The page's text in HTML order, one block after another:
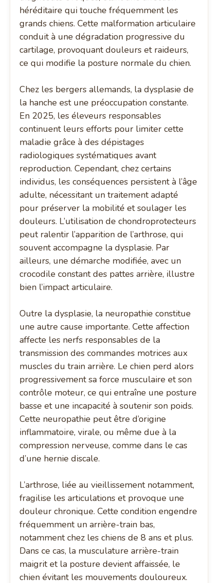
héréditaire qui touche fréquemment les
grands chiens. Cette malformation articulaire
conduit à une dégradation progressive du
cartilage, provoquant douleurs et raideurs,
ce qui modifie la posture normale du chien.
Chez les bergers allemands, la dysplasie de
la hanche est une préoccupation constante.
En 2025, les éleveurs responsables
continuent leurs efforts pour limiter cette
maladie grâce à des dépistages
radiologiques systématiques avant
reproduction. Cependant, chez certains
individus, les conséquences persistent à l’âge
adulte, nécessitant un traitement adapté
pour préserver la mobilité et soulager les
douleurs. L’utilisation de chondroprotecteurs
peut ralentir l’apparition de l’arthrose, qui
souvent accompagne la dysplasie. Par
ailleurs, une démarche modifiée, avec un
crocodile constant des pattes arrière, illustre
bien l’impact articulaire.
Outre la dysplasie, la neuropathie constitue
une autre cause importante. Cette affection
affecte les nerfs responsables de la
transmission des commandes motrices aux
muscles du train arrière. Le chien perd alors
progressivement sa force musculaire et son
contrôle moteur, ce qui entraîne une posture
basse et une incapacité à soutenir son poids.
Cette neuropathie peut être d’origine
inflammatoire, virale, ou même due à la
compression nerveuse, comme dans le cas
d’une hernie discale.
L’arthrose, liée au vieillissement notamment,
fragilise les articulations et provoque une
douleur chronique. Cette condition engendre
fréquemment un arrière-train bas,
notamment chez les chiens de 8 ans et plus.
Dans ce cas, la musculature arrière-train
maigrit et la posture devient affaissée, le
chien évitant les mouvements douloureux.